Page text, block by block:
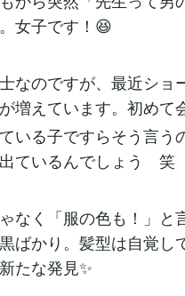
女子です！😆
なのですが、最近ショ
増えています。初めて
いる子ですらそう言う
ているんでしょう 笑
なく「服の色も！」
ばかり。髪型は自覚し
たな発見✨